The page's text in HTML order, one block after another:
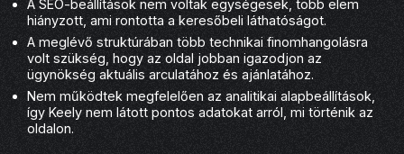
A SEO-beállítások nem voltak egységesek, több elem
hiányzott, ami rontotta a keresőbeli láthatóságot.
A meglévő struktúrában több technikai finomhangolásra
volt szükség, hogy az oldal jobban igazodjon az
ügynökség aktuális arculatához és ajánlatához.
Nem működtek megfelelően az analitikai alapbeállítások,
így Keely nem látott pontos adatokat arról, mi történik az
oldalon.